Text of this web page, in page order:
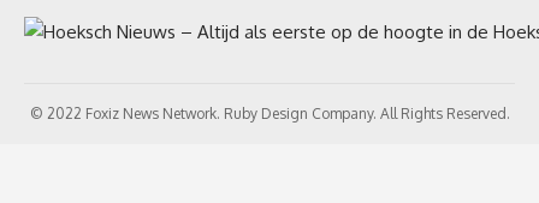
© 2022 Foxiz News Network. Ruby Design Company. All Rights Reserved.